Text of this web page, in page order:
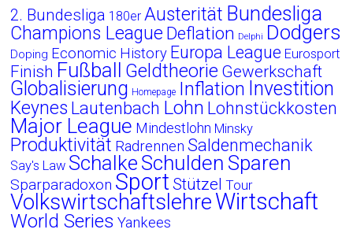
2. Bundesliga 180er Austerität Bundesliga
Champions League Deflation Delphi Dodgers
Doping Economic History Europa League Eurosport
Finish Fußball Geldtheorie Gewerkschaft
Globalisierung Homepage Inflation Investition
Keynes Lautenbach Lohn Lohnstückkosten
Major League Mindestlohn Minsky
Produktivität Radrennen Saldenmechanik
Say's Law Schalke Schulden Sparen
Sparparadoxon Sport Stützel Tour
VolkswirtschaftslehreWirtschaft
World Series Yankees